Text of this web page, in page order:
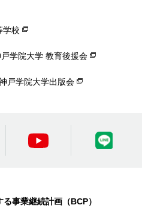
学校
学院大学 教育後援会
戸学院大学出版会
事業継続計画（BCP）